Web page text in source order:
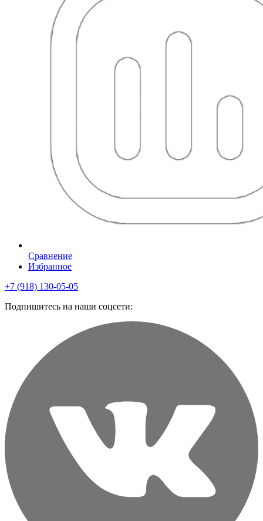
Сравнение
Избранное
+7 (918) 130-05-05
Подпишитесь на наши соцсети: